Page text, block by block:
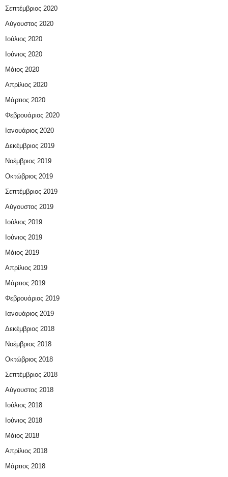
Σεπτέμβριος 2020
Αύγουστος 2020
Ιούλιος 2020
Ιούνιος 2020
Μάιος 2020
Απρίλιος 2020
Μάρτιος 2020
Φεβρουάριος 2020
Ιανουάριος 2020
Δεκέμβριος 2019
Νοέμβριος 2019
Οκτώβριος 2019
Σεπτέμβριος 2019
Αύγουστος 2019
Ιούλιος 2019
Ιούνιος 2019
Μάιος 2019
Απρίλιος 2019
Μάρτιος 2019
Φεβρουάριος 2019
Ιανουάριος 2019
Δεκέμβριος 2018
Νοέμβριος 2018
Οκτώβριος 2018
Σεπτέμβριος 2018
Αύγουστος 2018
Ιούλιος 2018
Ιούνιος 2018
Μάιος 2018
Απρίλιος 2018
Μάρτιος 2018